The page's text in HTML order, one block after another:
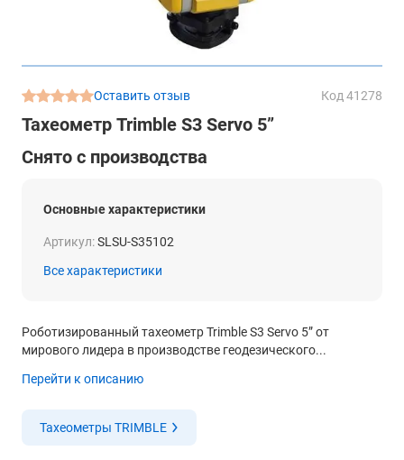
Оставить отзыв Код 41278
Тахеометр Trimble S3 Servo 5”
Снято с производства
Основные характеристики
Артикул:SLSU-S35102
Все характеристики
Роботизированный тахеометр Trimble S3 Servo 5” от
мирового лидера в производстве геодезического...
Перейти к описанию
Тахеометры TRIMBLE